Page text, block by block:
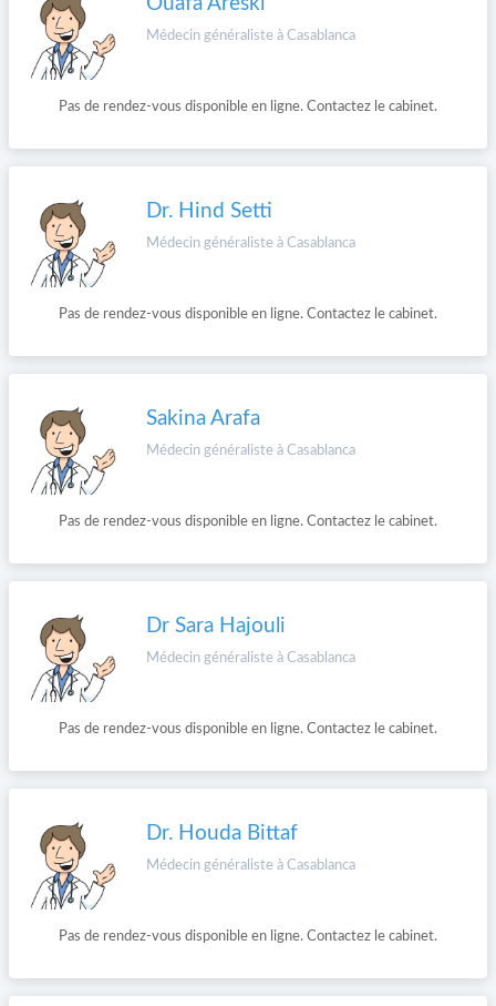
Médecin généraliste à Casablanca
Pas de rendez-vous disponible en ligne. Contactez le cabinet.
Dr. Hind Setti
Médecin généraliste à Casablanca
Pas de rendez-vous disponible en ligne. Contactez le cabinet.
Sakina Arafa
Médecin généraliste à Casablanca
Pas de rendez-vous disponible en ligne. Contactez le cabinet.
Dr Sara Hajouli
Médecin généraliste à Casablanca
Pas de rendez-vous disponible en ligne. Contactez le cabinet.
Dr. Houda Bittaf
Médecin généraliste à Casablanca
Pas de rendez-vous disponible en ligne. Contactez le cabinet.